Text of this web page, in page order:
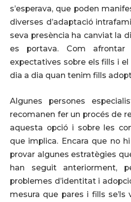
s’esperava, que poden
diverses d’adaptació
seva presència ha canviat la
es portava. Com
expectatives sobre els fills i
dia a dia quan tenim fills
Algunes persones
recomanen fer un procés de
aquesta opció i sobre les
que implica. Encara que no
provar algunes estratègies
han seguit anteriorment,
problemes d’identitat i
mesura que pares i fills se’ls